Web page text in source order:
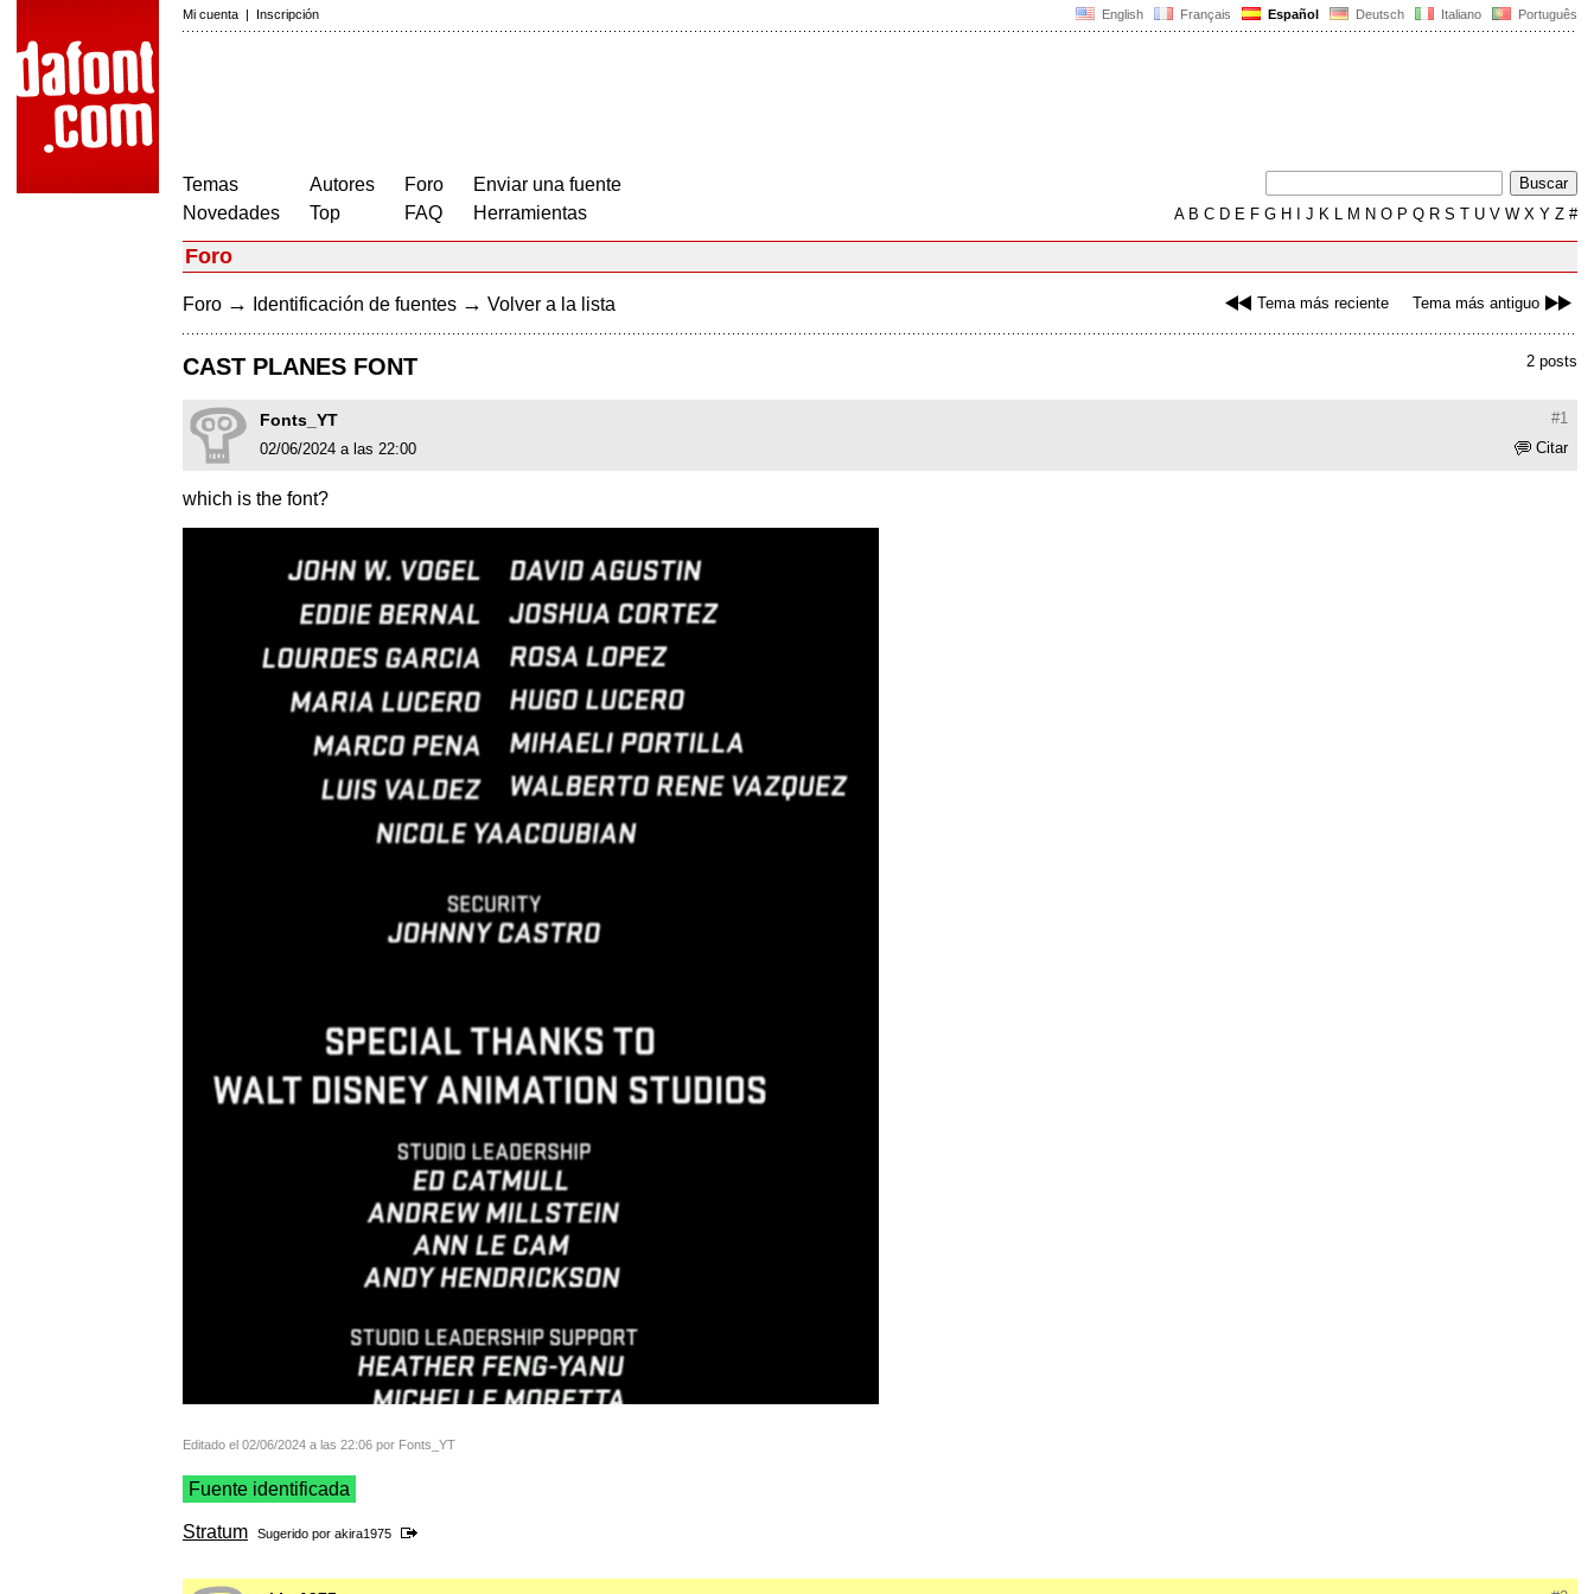
English Français Español Deutsch Italiano Português
Mi cuenta | Inscripción
Temas
Novedades
Autores
Top
Foro
FAQ
Enviar una fuente
Herramientas
AB C D E F G H J K L M N O P Q R S T U V W X Y Z #
Foro
Tema más reciente Tema más antiguo
Foro → Identificación de fuentes → Volver a la lista
2 posts
CAST PLANES FONT
#1
Fonts_YT
Citar
02/06/2024 a las 22:00
which is the font?
Editado el 02/06/2024 a las 22:06 por Fonts_YT
Fuente identificada
Stratum Sugerido por akira1975